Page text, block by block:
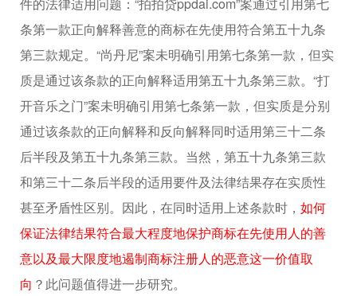
条第一款正向解释善意的商标在先使用符合第五十九条
第三款规定。“尚丹尼”案未明确引用第七条第一款，但实
质是通过该条款的正向解释适用第五十九条第三款。“打
开音乐之门”案未明确引用第七条第一款，但实质是分别
通过该条款的正向解释和反向解释同时适用第三十二条
后半段及第五十九条第三款。当然，第五十九条第三款
和第三十二条后半段的适用要件及法律结果存在实质性
甚至矛盾性区别。因此，在同时适用上述条款时， 如何
保证法律结果符合最大程度地保护商标在先使用人的善
意以及最大限度地遏制商标注册人的恶意这一价值取
向 ？此问题值得进一步研究。